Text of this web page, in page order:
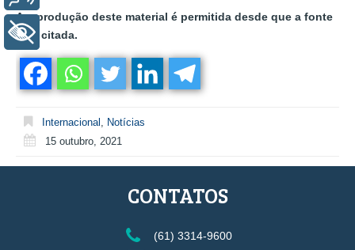
A reprodução deste material é permitida desde que a fonte
seja citada.
Internacional
Notícias
15 outubro, 2021
CONTATOS
(61) 3314-9600
+ Acessibilidade